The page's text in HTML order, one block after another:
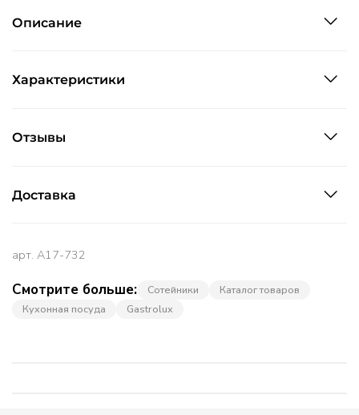
Смотрите больше: Сотейники
Каталог товаров
Кухонная посуда
Gastrolux
Описание
Характеристики
Отзывы
Доставка
арт. A17-732